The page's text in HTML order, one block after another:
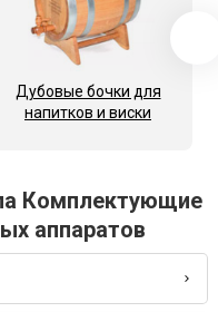
Дубовые бочки для
напитков и виски
Комплектующие
аппаратов